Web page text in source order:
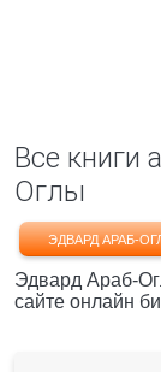
Все книги
Оглы
ЭДВАРД АРАБ-
Эдвард Араб-
сайте онлайн